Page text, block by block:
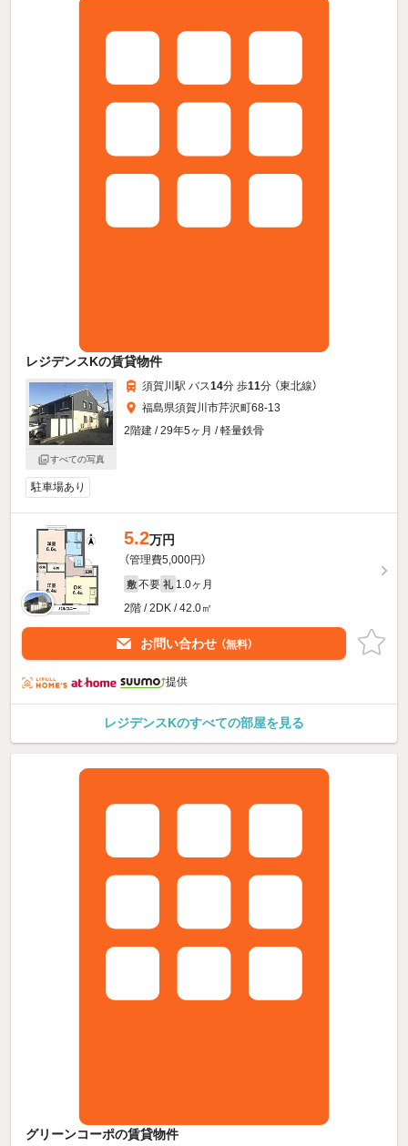
レジデンスKの賃貸物件
すべての写真
須賀川駅 バス14分 歩11分 （東北線）
福島県須賀川市芹沢町68-13
2階建 / 29年5ヶ月 / 軽量鉄骨
駐車場あり
5.2万円
（管理費5,000円）
敷 不要 礼 1.0ヶ月
2階 / 2DK / 42.0㎡
お問い合わせ （無料）
提供
レジデンスKのすべての部屋を見る
グリーンコーポの賃貸物件